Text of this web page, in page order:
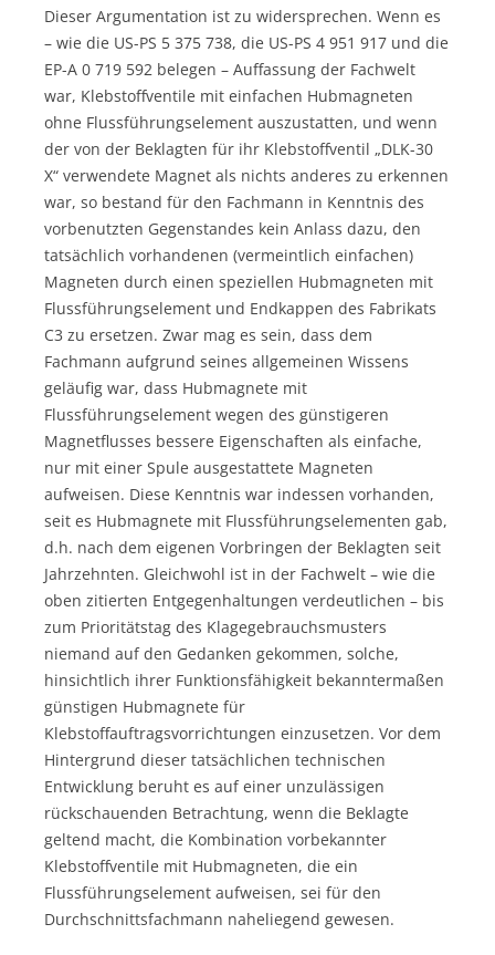
Dieser Argumentation ist zu widersprechen. Wenn es
– wie die US-PS 5 375 738, die US-PS 4 951 917 und die
EP-A 0 719 592 belegen – Auffassung der Fachwelt
war, Klebstoffventile mit einfachen Hubmagneten
ohne Flussführungselement auszustatten, und wenn
der von der Beklagten für ihr Klebstoffventil „DLK-30
X“ verwendete Magnet als nichts anderes zu erkennen
war, so bestand für den Fachmann in Kenntnis des
vorbenutzten Gegenstandes kein Anlass dazu, den
tatsächlich vorhandenen (vermeintlich einfachen)
Magneten durch einen speziellen Hubmagneten mit
Flussführungselement und Endkappen des Fabrikats
C3 zu ersetzen. Zwar mag es sein, dass dem
Fachmann aufgrund seines allgemeinen Wissens
geläufig war, dass Hubmagnete mit
Flussführungselement wegen des günstigeren
Magnetflusses bessere Eigenschaften als einfache,
nur mit einer Spule ausgestattete Magneten
aufweisen. Diese Kenntnis war indessen vorhanden,
seit es Hubmagnete mit Flussführungselementen gab,
d.h. nach dem eigenen Vorbringen der Beklagten seit
Jahrzehnten. Gleichwohl ist in der Fachwelt – wie die
oben zitierten Entgegenhaltungen verdeutlichen – bis
zum Prioritätstag des Klagegebrauchsmusters
niemand auf den Gedanken gekommen, solche,
hinsichtlich ihrer Funktionsfähigkeit bekanntermaßen
günstigen Hubmagnete für
Klebstoffauftragsvorrichtungen einzusetzen. Vor dem
Hintergrund dieser tatsächlichen technischen
Entwicklung beruht es auf einer unzulässigen
rückschauenden Betrachtung, wenn die Beklagte
geltend macht, die Kombination vorbekannter
Klebstoffventile mit Hubmagneten, die ein
Flussführungselement aufweisen, sei für den
Durchschnittsfachmann naheliegend gewesen.